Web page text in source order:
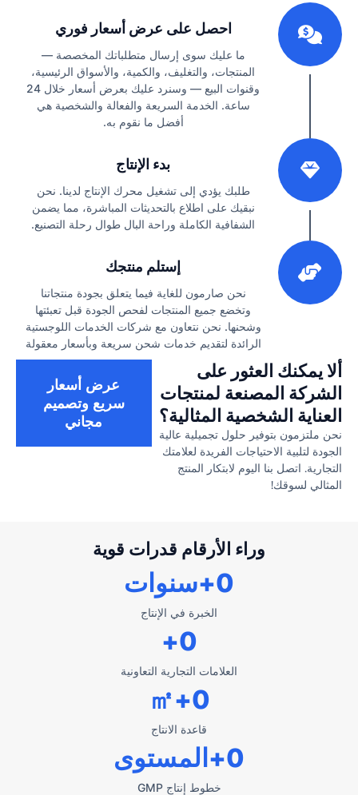
احصل على عرض أسعار فوري
ما عليك سوى إرسال متطلباتك المخصصة —
المنتجات، والتغليف، والكمية، والأسواق الرئيسية،
وقنوات البيع — وسنرد عليك بعرض أسعار خلال 24
ساعة. الخدمة السريعة والفعالة والشخصية هي
أفضل ما نقوم به.
بدء الإنتاج
طلبك يؤدي إلى تشغيل محرك الإنتاج لدينا. نحن
نبقيك على اطلاع بالتحديثات المباشرة، مما يضمن
الشفافية الكاملة وراحة البال طوال رحلة التصنيع.
إستلم منتجك
نحن صارمون للغاية فيما يتعلق بجودة منتجاتنا
وتخضع جميع المنتجات لفحص الجودة قبل تعبئتها
وشحنها. نحن نتعاون مع شركات الخدمات اللوجستية
الرائدة لتقديم خدمات شحن سريعة وبأسعار معقولة
ألا يمكنك العثور على
الشركة المصنعة لمنتجات
العناية الشخصية المثالية؟
نحن ملتزمون بتوفير حلول تجميلية عالية
الجودة لتلبية الاحتياجات الفريدة لعلامتك
التجارية. اتصل بنا اليوم لابتكار المنتج
المثالي لسوقك!
عرض أسعار
سريع وتصميم
مجاني
وراء الأرقام قدرات قوية
الخبرة في الإنتاج
0+سنوات
العلامات التجارية التعاونية
0
+
قاعدة الانتاج
0
+㎡
خطوط إنتاج GMP
0+المستوى